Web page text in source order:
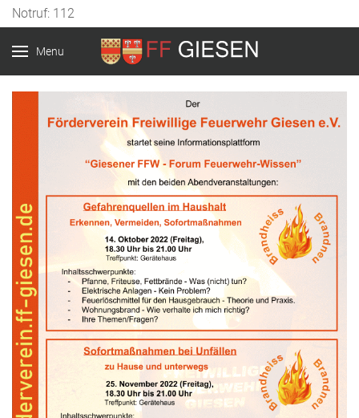
Notruf: 112
Menu